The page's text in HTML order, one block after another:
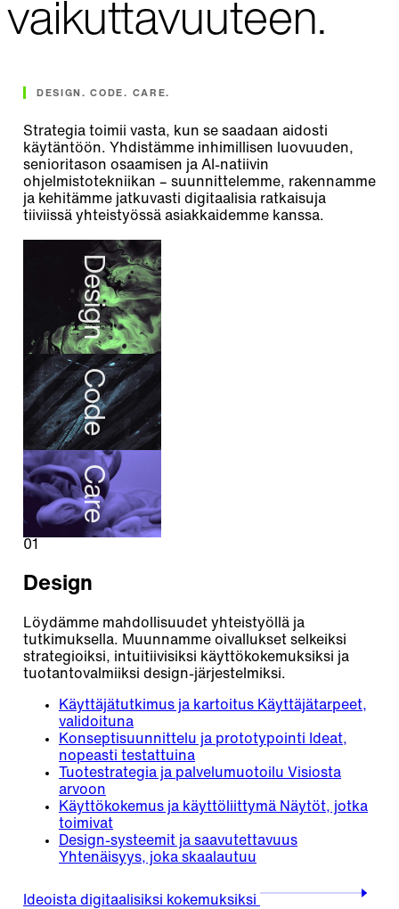
vaikuttavuuteen.
DESIGN. CODE. CARE.
Strategia toimii vasta, kun se saadaan aidosti
käytäntöön. Yhdistämme inhimillisen luovuuden,
senioritason osaamisen ja AI-natiivin
ohjelmistotekniikan – suunnittelemme, rakennamme
ja kehitämme jatkuvasti digitaalisia ratkaisuja
tiiviissä yhteistyössä asiakkaidemme kanssa.
Design
Code
Care
01
Design
Löydämme mahdollisuudet yhteistyöllä ja
tutkimuksella. Muunnamme oivallukset selkeiksi
strategioiksi, intuitiivisiksi käyttökokemuksiksi ja
tuotantovalmiiksi design-järjestelmiksi.
Käyttäjätutkimus ja kartoitus Käyttäjätarpeet,
validoituna
Konseptisuunnittelu ja prototypointi Ideat,
nopeasti testattuina
Tuotestrategia ja palvelumuotoilu Visiosta
arvoon
Käyttökokemus ja käyttöliittymä Näytöt, jotka
toimivat
Design-systeemit ja saavutettavuus
Yhtenäisyys, joka skaalautuu
Ideoista digitaalisiksi kokemuksiksi